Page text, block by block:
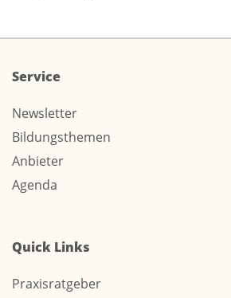
Service
Newsletter
Bildungsthemen
Anbieter
Agenda
Quick Links
Praxisratgeber